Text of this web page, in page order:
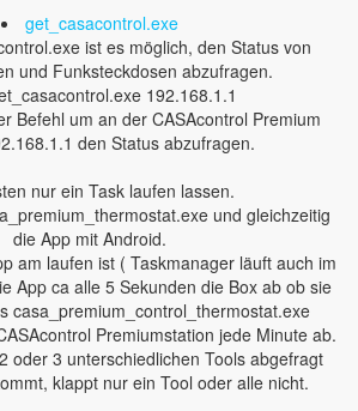
get_casacontrol.exe
ist es möglich, den Status von
und Funksteckdosen abzufragen.
192.168.1.1
Befehl um an der CASAcontrol Premium
den Status abzufragen.
nur ein Task laufen lassen.
und gleichzeitig
die App mit Android.
am laufen ist ( Taskmanager läuft auch im
App ca alle 5 Sekunden die Box ab ob sie
casa_premium_control_thermostat.exe
Premiumstation jede Minute ab.
oder 3 unterschiedlichen Tools abgefragt
klappt nur ein Tool oder alle nicht.